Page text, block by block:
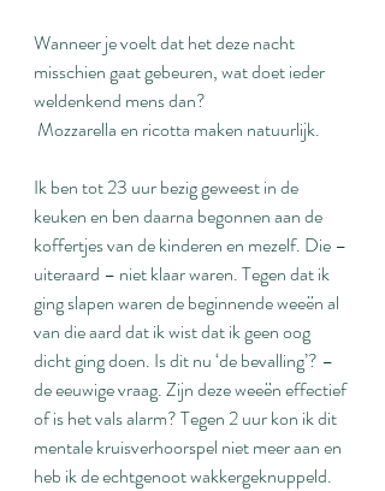
Wanneer je voelt dat het deze nacht
misschien gaat gebeuren, wat doet ieder
weldenkend mens dan?
Mozzarella en ricotta maken natuurlijk.
Ik ben tot 23 uur bezig geweest in de
keuken en ben daarna begonnen aan de
koffertjes van de kinderen en mezelf. Die –
uiteraard – niet klaar waren. Tegen dat ik
ging slapen waren de beginnende weeën al
van die aard dat ik wist dat ik geen oog
dicht ging doen. Is dit nu ‘de bevalling’? –
de eeuwige vraag. Zijn deze weeën effectief
of is het vals alarm? Tegen 2 uur kon ik dit
mentale kruisverhoorspel niet meer aan en
heb ik de echtgenoot wakkergeknuppeld.